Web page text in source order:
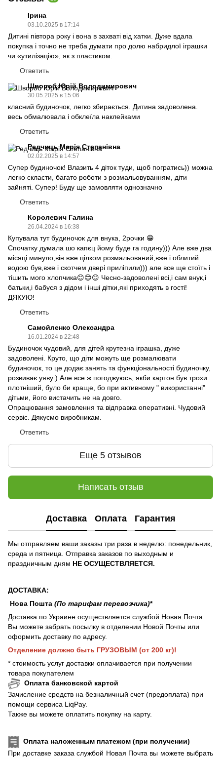
Ірина
03.10.2025 в 17:14
Дитині півтора року і вона в захваті від хатки. Дуже вдала
покупка і точно не треба думати про долю набридлої іграшки
чи «утилізацію», як з пластиком.
Ответить
Швороб Юрій Володимирович
30.05.2025 в 15:06
класний будиночок, легко збирається. Дитина задоволена.
весь обмалювала і обклеїла наклейками
Ответить
Редчиць Марія Степанівна
02.02.2025 в 14:57
Супер будиночок! Влазить 4 діток туди, щоб погратись)) можна
легко скласти, багато роботи з розмальовуванням, діти
зайняті. Супер! Буду ще замовляти однозначно
Ответить
Королевич Галина
26.04.2024 в 16:38
Купувала тут будиночок для внука, 2рочки 😁
Спочатку думала шо капєц йому буде га годину))) Але вже два
місяці минуло,він вже цілком розмальований,вже і облитий
водою був,вже і скотчем двері приліпили))) але все ще стоїть і
тішить мого хлопчика😊😊😊 Чесно-задоволені всі,і сам внук,і
батьки,і бабуся з дідом і інші дітки,які приходять в гості!
ДЯКУЮ!
Ответить
Самойленко Олександра
16.01.2024 в 22:48
Будиночок чудовий, для дітей крутезна іграшка, дуже
задоволені. Круто, що діти можуть ще розмалювати
будиночок, то це додає занять та функціональності будиночку,
розвиває уяву:) Але все ж погоджуюсь, якби картон був трохи
плотніший, було би краще, бо при активному " використанні"
дітьми, його вистачить не на довго.
Опрацювання замовлення та відправка оперативні. Чудовий
сервіс. Дякуємо виробникам.
Ответить
Еще 5 отзывов
Написать отзыв
Доставка Оплата Гарантия
Мы отправляем ваши заказы три раза в неделю: понедельник,
среда и пятница. Отправка заказов по выходным и
праздничным дням НЕ ОСУЩЕСТВЛЯЕТСЯ.
ДОСТАВКА:
Нова Пошта (По тарифам перевозчика)*
Доставка по Украине осуществляется службой Новая Почта.
Вы можете забрать посылку в отделении Новой Почты или
оформить доставку по адресу.
Отделение должно быть ГРУЗОВЫМ (от 200 кг)!
* стоимость услуг доставки оплачивается при получении
товара покупателем
Оплата банковской картой
Зачисление средств на безналичный счет (предоплата) при
помощи сервиса LiqPay.
Также вы можете оплатить покупку на карту.
Оплата наложенным платежом (при получении)
При доставке заказа службой Новая Почта вы можете выбрать